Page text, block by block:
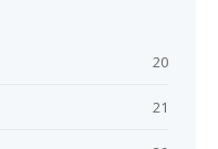
20
21